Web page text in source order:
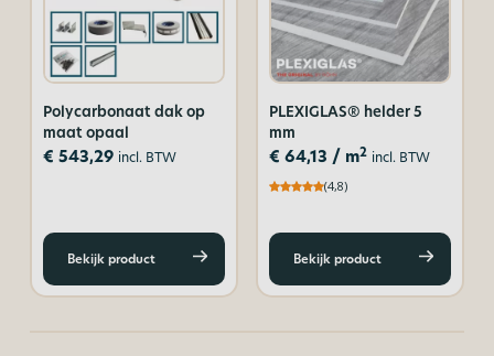
Polycarbonaat dak op
maat opaal
€ 543,29 incl. BTW
Bekijk product
PLEXIGLAS® helder 5
mm
€ 64,13 / m2 incl. BTW
(4,8)
Bekijk product